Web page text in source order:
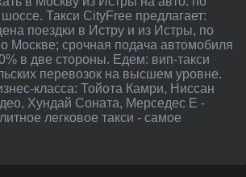
Такси CityFree предлагает:
поездки в Истру и из Истры, по
Москве; срочная подача автомобиля
в две стороны. Едем: вип-такси
перевозок на высшем уровне.
класса: Тойота Камри, Ниссан
Хундай Соната, Мерседес E -
легковое такси - самое